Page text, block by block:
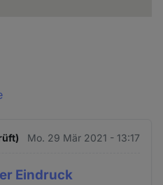
Mo. 29 Mär 2021 - 13:17
Eindruck